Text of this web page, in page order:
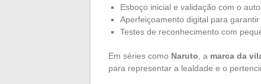
Esboço inicial e validação com o
Aperfeiçoamento digital para
Testes de reconhecimento com
Em séries como Naruto , a marca da
para representar a lealdade e o